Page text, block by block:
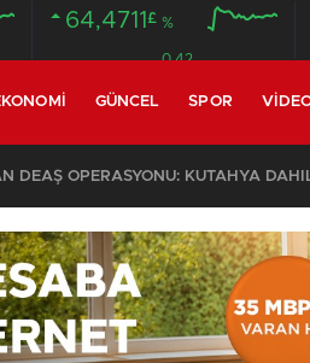
64,4711 £ %
0.42
GÜNCEL SPOR
DEAŞ OPERASYONU: KÜTAHYA